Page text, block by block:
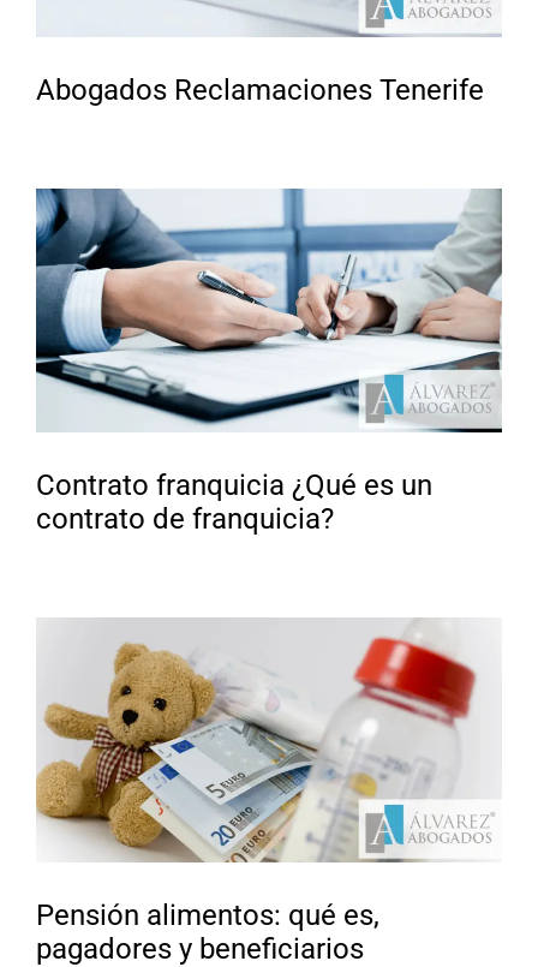
Abogados Reclamaciones Tenerife
Contrato franquicia ¿Qué es un
contrato de franquicia?
Pensión alimentos: qué es,
pagadores y beneficiarios